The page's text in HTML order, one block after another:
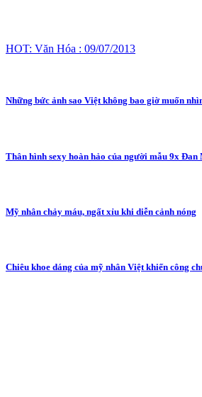
HOT: Văn Hóa : 09/07/2013
Những bức ảnh sao Việt không bao giờ muốn
Thân hình sexy hoàn hảo của người mẫu 9x Đan
Mỹ nhân chảy máu, ngất xỉu khi diễn cảnh nóng
Chiêu khoe dáng của mỹ nhân Việt khiến công